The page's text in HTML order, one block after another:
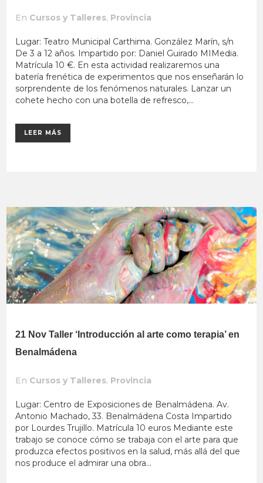
En Cursos y Talleres, Provincia
Lugar: Teatro Municipal Carthima. González Marín, s/n
De 3 a 12 años. Impartido por: Daniel Guirado MIMedia.
Matrícula 10 €. En esta actividad realizaremos una
batería frenética de experimentos que nos enseñarán lo
sorprendente de los fenómenos naturales. Lanzar un
cohete hecho con una botella de refresco,...
LEER MÁS
21 Nov Taller ‘Introducción al arte como terapia’ en
Benalmádena
En Cursos y Talleres, Provincia
Lugar: Centro de Exposiciones de Benalmádena. Av.
Antonio Machado, 33. Benalmádena Costa Impartido
por Lourdes Trujillo. Matrícula 10 euros Mediante este
trabajo se conoce cómo se trabaja con el arte para que
produzca efectos positivos en la salud, más allá del que
nos produce el admirar una obra...